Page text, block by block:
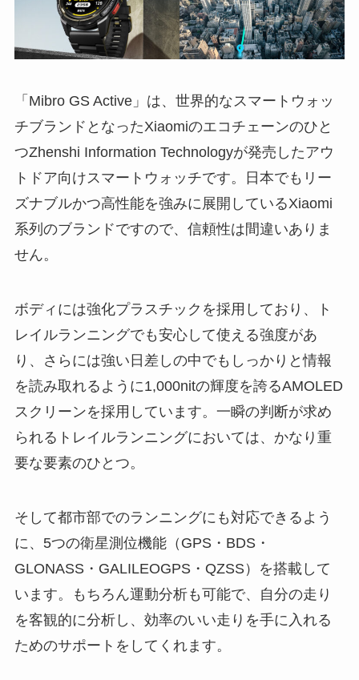
「Mibro GS Active」は、世界的なスマートウォッ
チブランドとなったXiaomiのエコチェーンのひと
つZhenshi Information Technologyが発売したアウ
トドア向けスマートウォッチです。日本でもリー
ズナブルかつ高性能を強みに展開しているXiaomi
系列のブランドですので、信頼性は間違いありま
せん。
ボディには強化プラスチックを採用しており、ト
レイルランニングでも安心して使える強度があ
り、さらには強い日差しの中でもしっかりと情報
を読み取れるように1,000nitの輝度を誇るAMOLED
スクリーンを採用しています。一瞬の判断が求め
られるトレイルランニングにおいては、かなり重
要な要素のひとつ。
そして都市部でのランニングにも対応できるよう
に、5つの衛星測位機能（GPS・BDS・
GLONASS・GALILEOGPS・QZSS）を搭載して
います。もちろん運動分析も可能で、自分の走り
を客観的に分析し、効率のいい走りを手に入れる
ためのサポートをしてくれます。